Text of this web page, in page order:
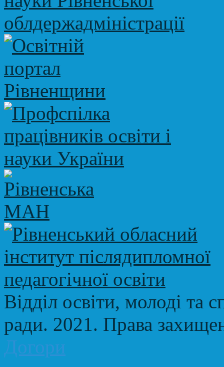
Відділ освіти, молоді та
ради. 2021. Права
Догори